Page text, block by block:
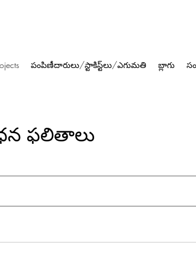
పంపిణీదారులు/స్టాకిస్ట్‌లు/ఎగుమతి బ్లాగు
ఫలితాలు